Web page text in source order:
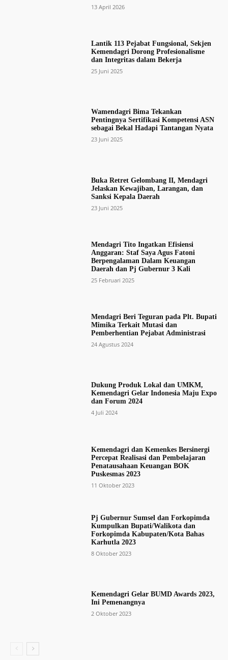
13 April 2026
Lantik 113 Pejabat Fungsional, Sekjen
Kemendagri Dorong Profesionalisme
dan Integritas dalam Bekerja
25 Juni 2025
Wamendagri Bima Tekankan
Pentingnya Sertifikasi Kompetensi ASN
sebagai Bekal Hadapi Tantangan Nyata
23 Juni 2025
Buka Retret Gelombang II, Mendagri
Jelaskan Kewajiban, Larangan, dan
Sanksi Kepala Daerah
23 Juni 2025
Mendagri Tito Ingatkan Efisiensi
Anggaran: Staf Saya Agus Fatoni
Berpengalaman Dalam Keuangan
Daerah dan Pj Gubernur 3 Kali
25 Februari 2025
Mendagri Beri Teguran pada Plt. Bupati
Mimika Terkait Mutasi dan
Pemberhentian Pejabat Administrasi
24 Agustus 2024
Dukung Produk Lokal dan UMKM,
Kemendagri Gelar Indonesia Maju Expo
dan Forum 2024
4 Juli 2024
Kemendagri dan Kemenkes Bersinergi
Percepat Realisasi dan Pembelajaran
Penatausahaan Keuangan BOK
Puskesmas 2023
11 Oktober 2023
Pj Gubernur Sumsel dan Forkopimda
Kumpulkan Bupati/Walikota dan
Forkopimda Kabupaten/Kota Bahas
Karhutla 2023
8 Oktober 2023
Kemendagri Gelar BUMD Awards 2023,
Ini Pemenangnya
2 Oktober 2023